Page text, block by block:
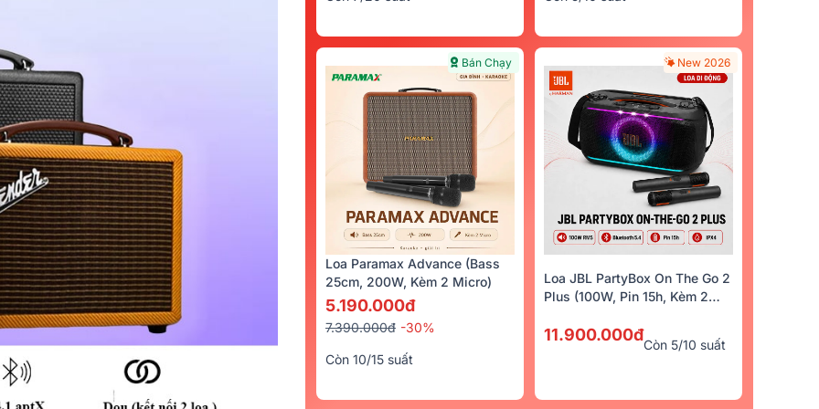
Bán Chạy
Loa Paramax Advance (Bass
25cm, 200W, Kèm 2 Micro)
5.190.000đ
7.390.000đ -30%
Còn 10/15 suất
New 2026
Loa JBL PartyBox On The Go 2
Plus (100W, Pin 15h, Kèm 2
11.900.000đ
Còn 5/10 suất